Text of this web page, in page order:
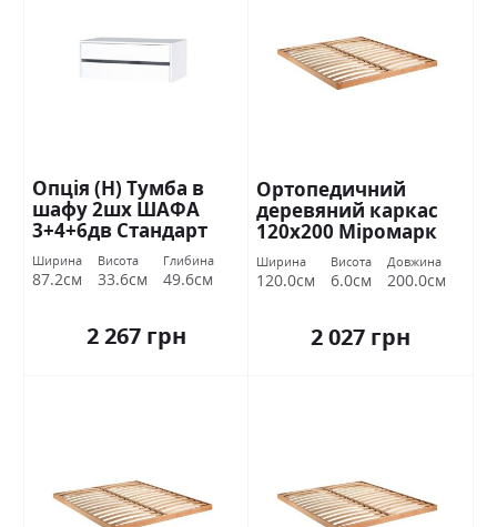
Опція (Н) Тумба в
шафу 2шх ШАФА
3+4+6дв Стандарт
Ширина
87.2см
Висота
33.6см
Глибина
49.6см
2 267 грн
Ортопедичний
деревяний каркас
120х200 Міромарк
Ширина
120.0см
Висота
6.0см
Довжина
200.0см
2 027 грн